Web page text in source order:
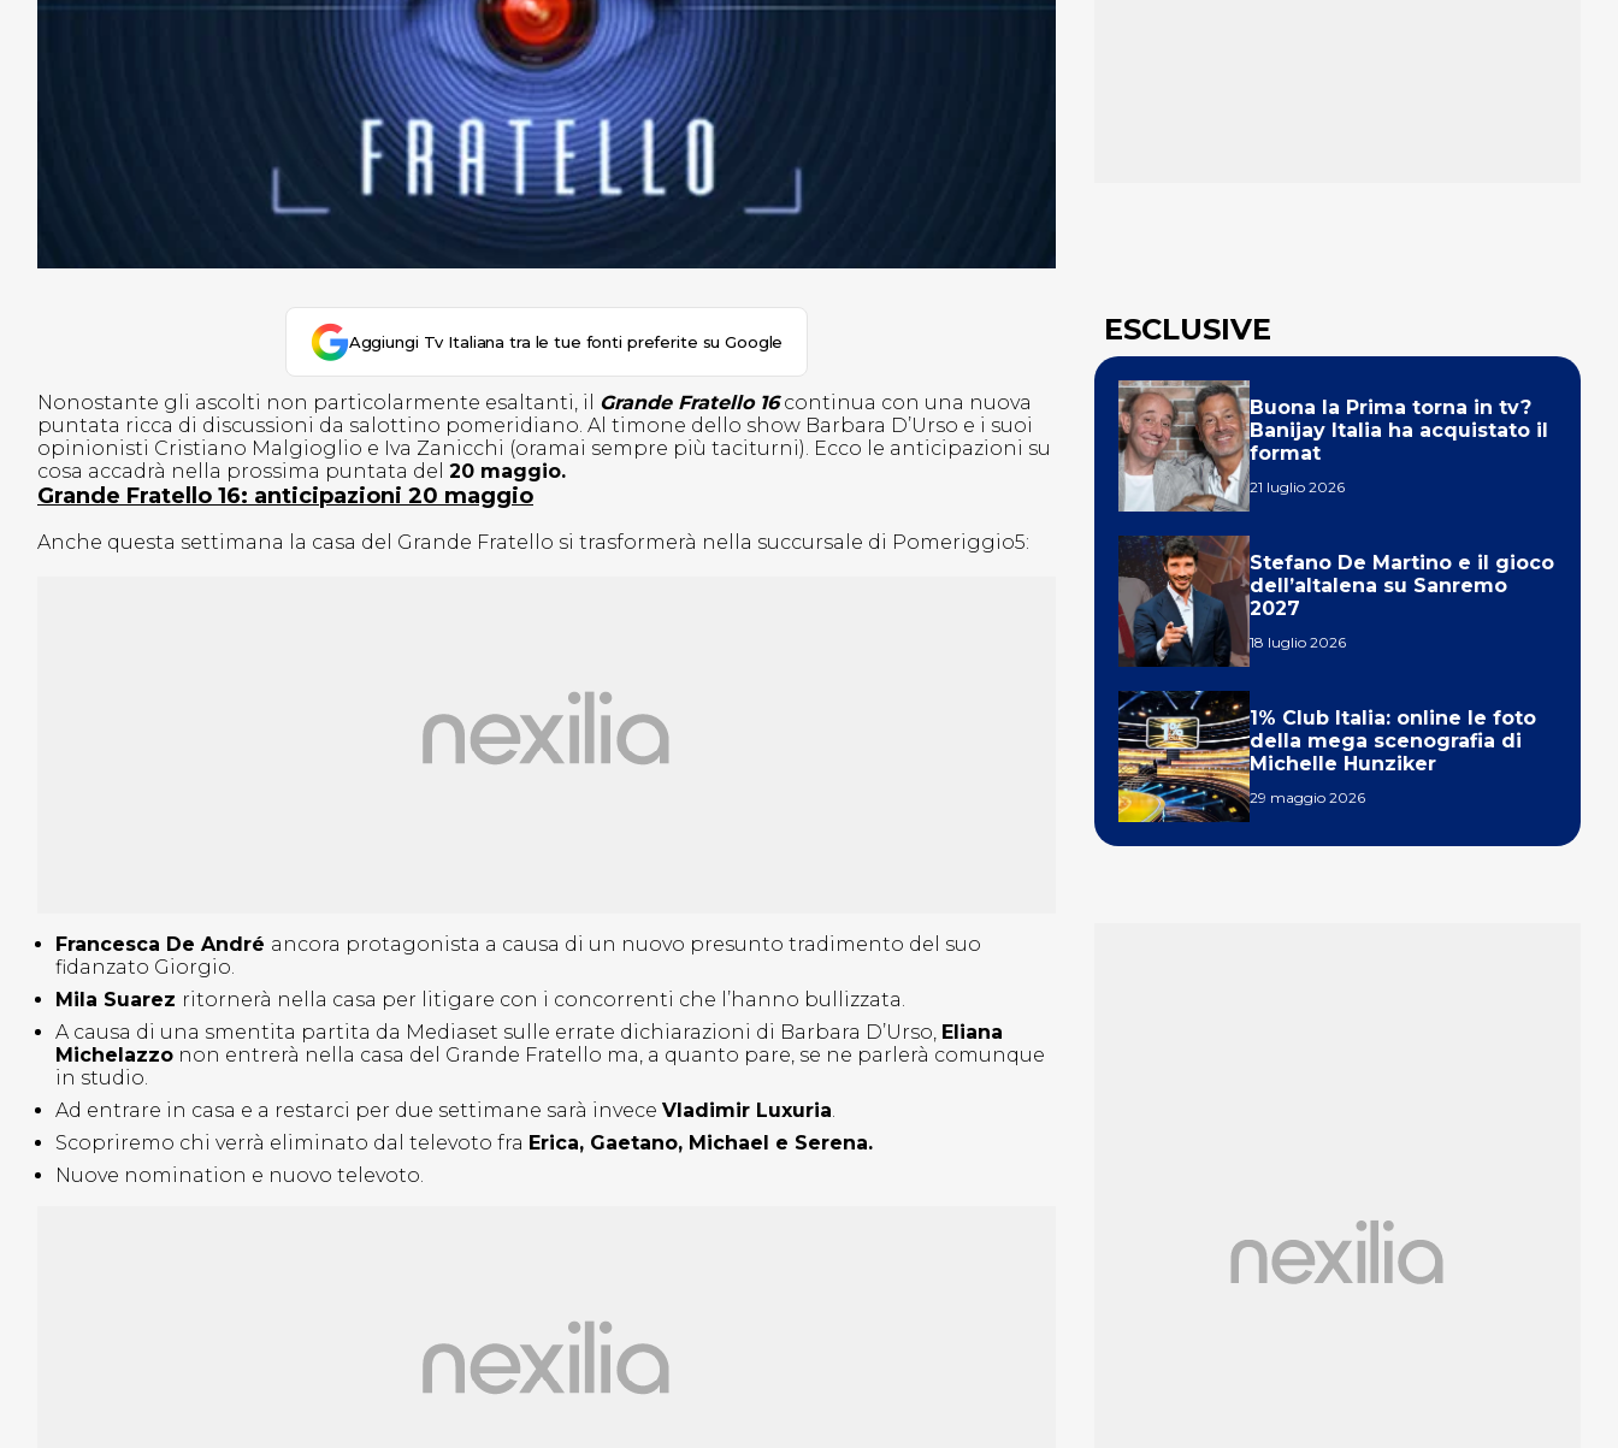
Aggiungi Tv Italiana tra le tue fonti preferite su Google
Nonostante gli ascolti non particolarmente esaltanti, il Grande Fratello 16continua con una nuova
puntata ricca di discussioni da salottino pomeridiano. Al timone dello show Barbara D’Urso e i suoi
opinionisti Cristiano Malgioglio e Iva Zanicchi (oramai sempre più taciturni). Ecco le anticipazioni su
cosa accadrà nella prossima puntata del 20 maggio.
Grande Fratello 16: anticipazioni 20 maggio
Anche questa settimana la casa del Grande Fratello si trasformerà nella succursale di Pomeriggio5:
Francesca De André ancora protagonista a causa di un nuovo presunto tradimento del suo
fidanzato Giorgio.
Mila Suarez ritornerà nella casa per litigare con i concorrenti che l’hanno bullizzata.
A causa di una smentita partita da Mediaset sulle errate dichiarazioni di Barbara D’Urso, Eliana
Michelazzo non entrerà nella casa del Grande Fratello ma, a quanto pare, se ne parlerà comunque
in studio.
Ad entrare in casa e a restarci per due settimane sarà invece Vladimir Luxuria.
Scopriremo chi verrà eliminato dal televoto fra Erica, Gaetano, Michael e Serena.
Nuove nomination e nuovo televoto.
ESCLUSIVE
Buona la Prima torna in tv?
Banijay Italia ha acquistato il
format
21 luglio 2026
Stefano De Martino e il gioco
dell’altalena su Sanremo
2027
18 luglio 2026
1% Club Italia: online le foto
della mega scenografia di
Michelle Hunziker
29 maggio 2026